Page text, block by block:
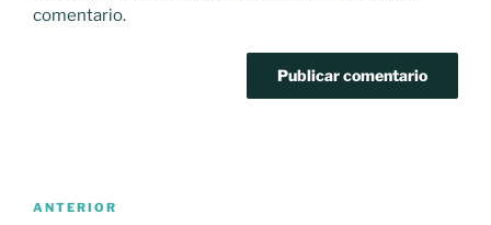
comentario.
Navegación
Entrada
ANTERIOR